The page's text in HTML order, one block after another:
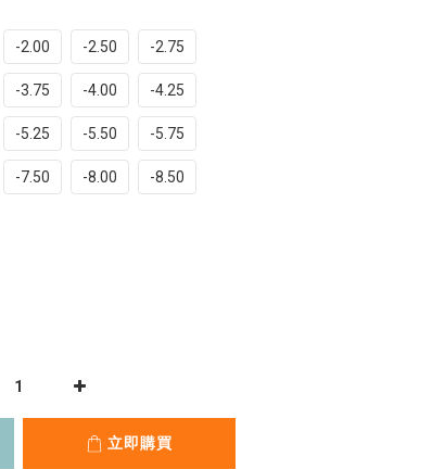
-2.00 -2.50 -2.75
-3.75 -4.00 -4.25
-5.25 -5.50 -5.75
-7.50 -8.00 -8.50
立即購買